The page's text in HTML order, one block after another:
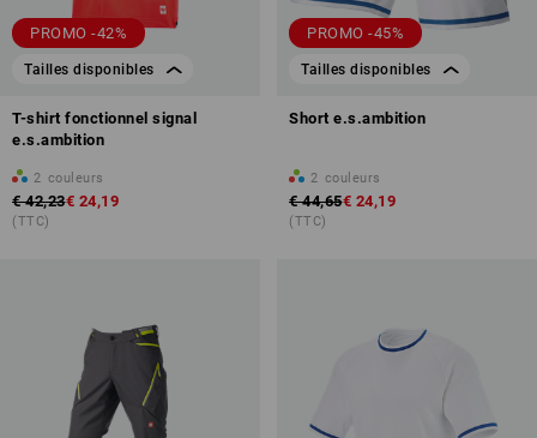
PROMO -42%
Tailles disponibles
T-shirt fonctionnel signal
e.s.ambition
2 couleurs
€ 42,23€ 24,19
(TTC)
PROMO -45%
Tailles disponibles
Short e.s.ambition
2 couleurs
€ 44,65€ 24,19
(TTC)